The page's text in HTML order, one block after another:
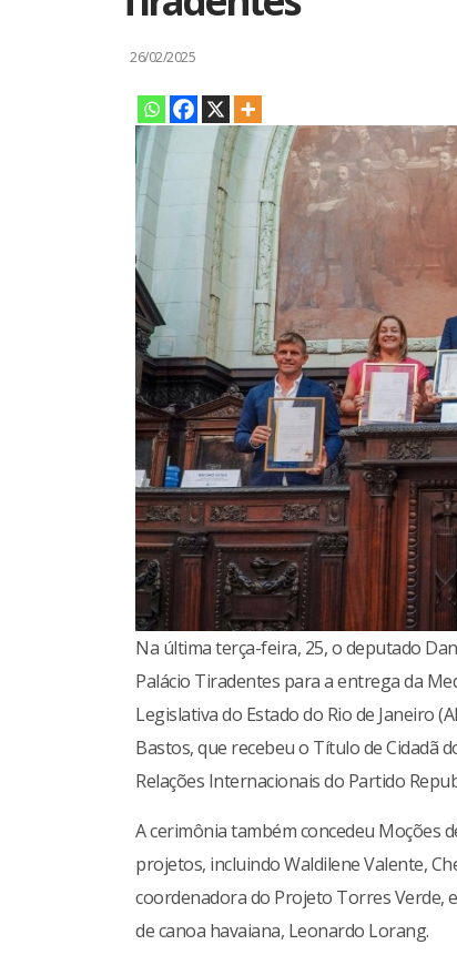
26/02/2025
Na última terça-feira, 25, o deputado
Palácio Tiradentes para a entrega da
Legislativa do Estado do Rio de Janeiro
Bastos, que recebeu o Título de Cidadã
Relações Internacionais do Partido
A cerimônia também concedeu Moções
projetos, incluindo Waldilene Valente,
coordenadora do Projeto Torres Verde,
de canoa havaiana, Leonardo Lorang.